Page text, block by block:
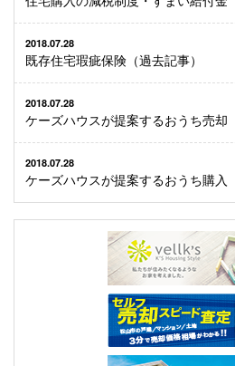
2018.07.28
既存住宅瑕疵保険（過去記事）
2018.07.28
ケーズハウスが提案するおうち売却
2018.07.28
ケーズハウスが提案するおうち購入